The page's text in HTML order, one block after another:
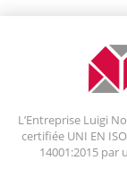
L’Entreprise Luigi
certifiée UNI EN
14001:2015